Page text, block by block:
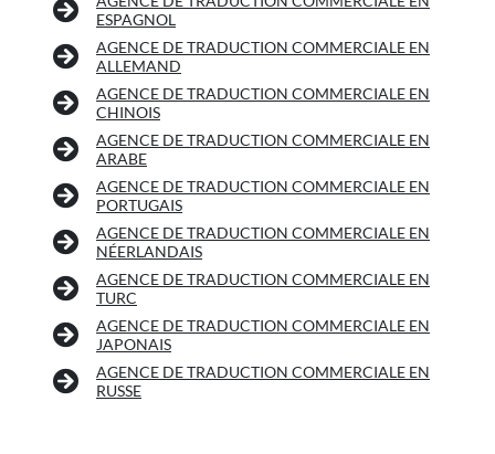
ESPAGNOL
AGENCE DE TRADUCTION COMMERCIALE EN
ALLEMAND
AGENCE DE TRADUCTION COMMERCIALE EN
CHINOIS
AGENCE DE TRADUCTION COMMERCIALE EN
ARABE
AGENCE DE TRADUCTION COMMERCIALE EN
PORTUGAIS
AGENCE DE TRADUCTION COMMERCIALE EN
NÉERLANDAIS
AGENCE DE TRADUCTION COMMERCIALE EN
TURC
AGENCE DE TRADUCTION COMMERCIALE EN
JAPONAIS
AGENCE DE TRADUCTION COMMERCIALE EN
RUSSE